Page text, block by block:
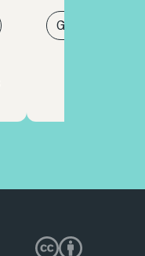
Gobernanza